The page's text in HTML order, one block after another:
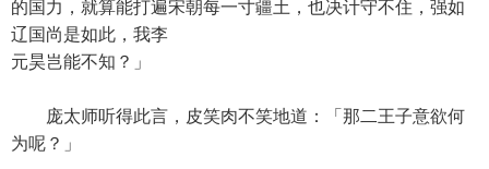
的国力，就算能打遍宋朝每一寸疆土，也决计守不住，强如
辽国尚是如此，我李
元昊岂能不知？」
庞太师听得此言，皮笑肉不笑地道：「那二王子意欲何
为呢？」